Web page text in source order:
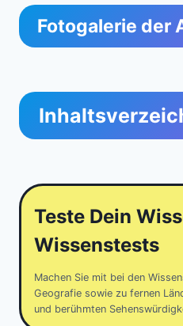
Fotogalerie der
Teste Dein
Wissenstests
Machen Sie mit bei den
Geografie sowie zu fernen
und berühmten